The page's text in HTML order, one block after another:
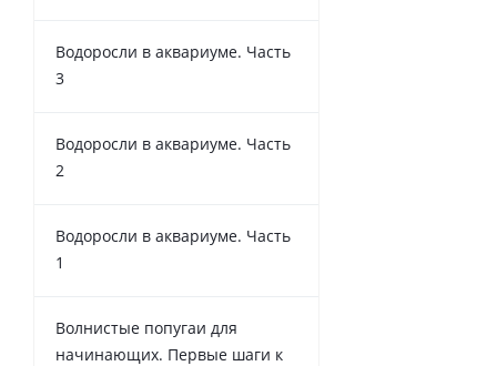
Водоросли в аквариуме. Часть
3
Водоросли в аквариуме. Часть
2
Водоросли в аквариуме. Часть
1
Волнистые попугаи для
начинающих. Первые шаги к